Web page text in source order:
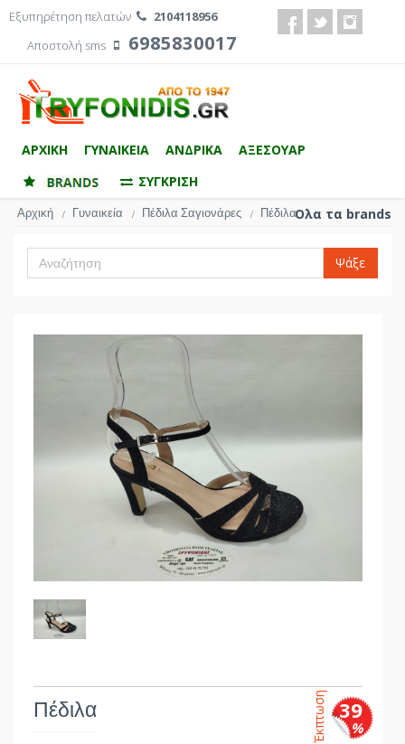
Εξυπηρέτηση πελατών
2104118956
Αποστολή sms
6985830017
ΑΡΧΙΚΗ ΓΥΝΑΙΚΕΙΑ ΑΝΔΡΙΚΑ
ΑΞΕΣΟΥΑΡ
ΣΥΓΚΡΙΣΗ
Αρχική / Γυναικεία / Πέδιλα Σαγιονάρες / Πέδιλα
Ψάξε
Ολα τα brands
Πέδιλα Έκπτωση 39
%